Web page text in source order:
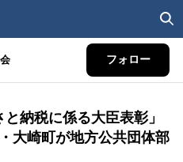
フォロー
納税に係る大臣表彰」
大崎町が地方公共団体部